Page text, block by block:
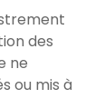
des
ne
ou mis à